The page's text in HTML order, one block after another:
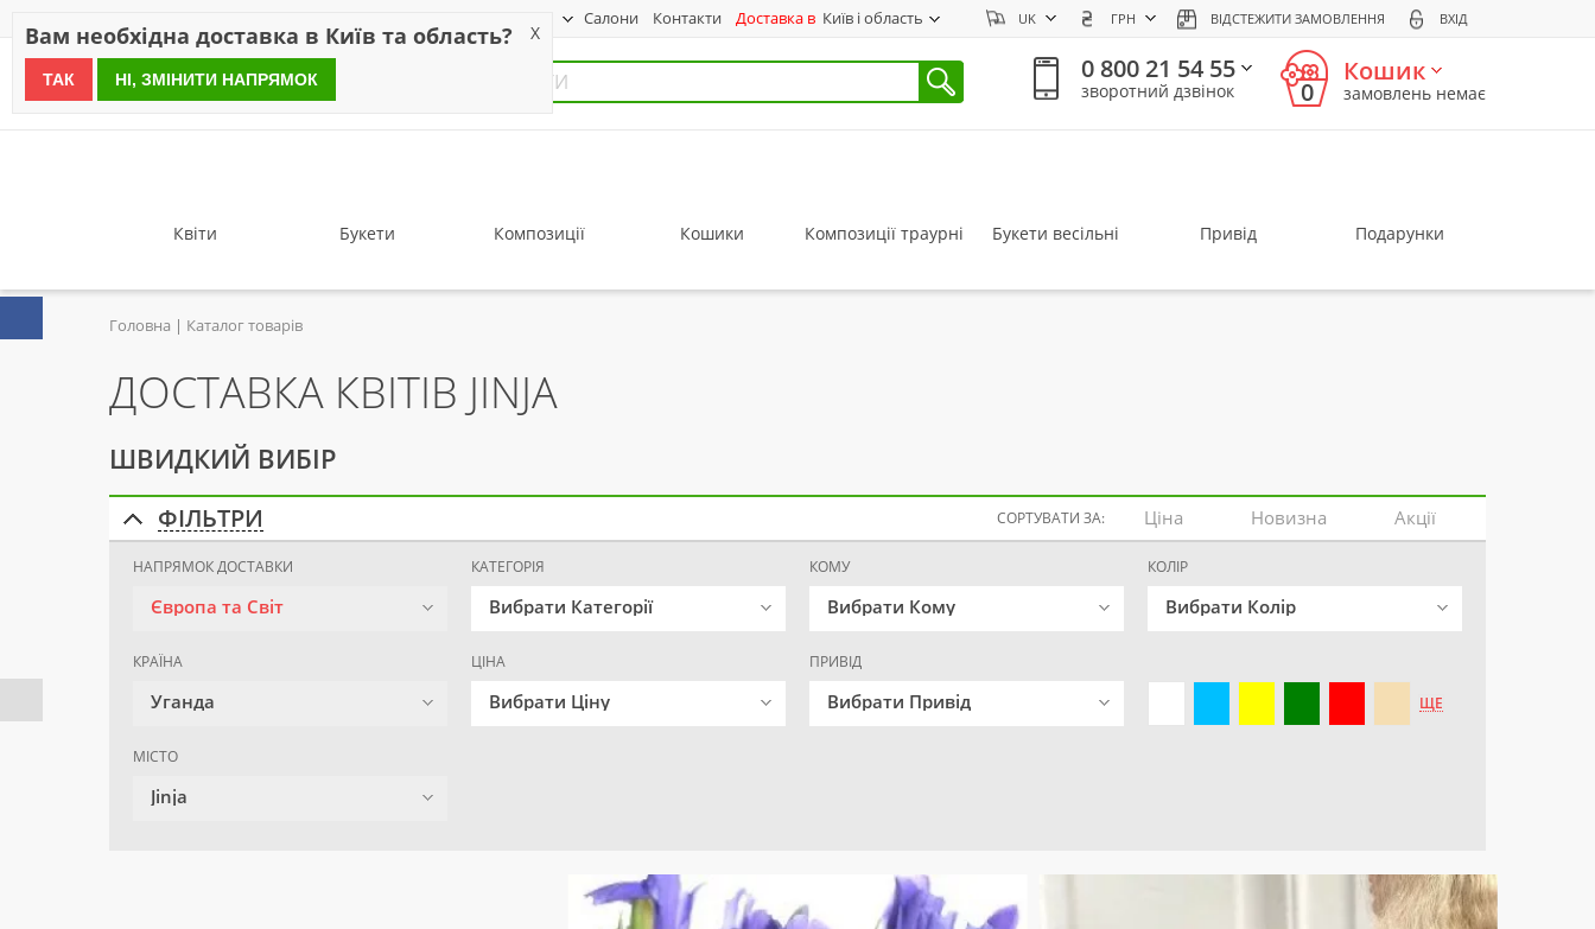
Салони Контакти Доставка в Київ і область UK ГРН ВІДСТЕЖИТИ ЗАМОВЛЕННЯ ВХІД
since 1999
0 800 21 54 55
зворотний дзвінок 0
Кошик
замовлень немає
Квіти Букети Композиції Кошики Композиції траурні Букети весільні Привід Подарунки
Головна Каталог товарів
ДОСТАВКА КВІТІВ JINJA
ШВИДКИЙ ВИБІР
ФІЛЬТРИ СОРТУВАТИ ЗА: Ціна Новизна Акції
НАПРЯМОК ДОСТАВКИ
Європа та Світ
КАТЕГОРІЯ
Вибрати Категорії
КОМУ
Вибрати Кому
КОЛІР
Вибрати Колір
КРАЇНА
Уганда
МІСТО
Jinja
ЦІНА
Вибрати Ціну
ПРИВІД
Вибрати Привід ЩЕ
Вам необхідна доставка в Київ та область? X
ТАК НІ, ЗМІНИТИ НАПРЯМОК